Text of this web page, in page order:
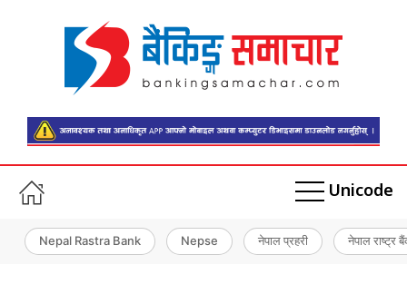
Unicode
Nepal Rastra Bank Nepse नेपाल प्रहरी नेपाल राष्ट्र